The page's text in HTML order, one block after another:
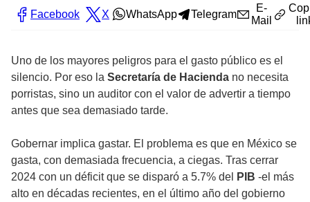
Facebook X WhatsApp Telegram
E-
Mail
Uno de los mayores peligros para el gasto público es el
silencio. Por eso la Secretaría de Hacienda no necesita
porristas, sino un auditor con el valor de advertir a tiempo
antes que sea demasiado tarde.
Gobernar implica gastar. El problema es que en México se
gasta, con demasiada frecuencia, a ciegas. Tras cerrar
2024 con un déficit que se disparó a 5.7% del
PIB -el más
alto en décadas recientes, en el último año del gobierno